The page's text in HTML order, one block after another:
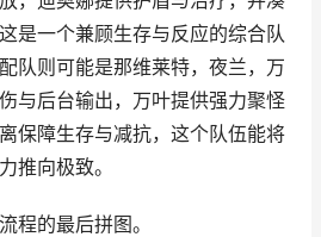
是一个兼顾生存与反应的综合队
队则可能是那维莱特，夜兰，万
与后台输出，万叶提供强力聚怪
保障生存与减抗，这个队伍能将
推向极致。
程的最后拼图。